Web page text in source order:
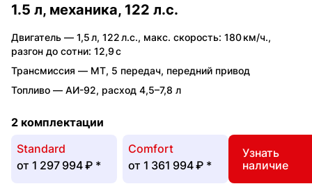
1.5 л, механика, 122 л.с.
Двигатель — 1,5 л, 122 л.с., макс. скорость: 180 км/ч.,
разгон до сотни: 12,9 с
Трансмиссия — MT, 5 передач, передний привод
Топливо — АИ-92, расход 4,5–7,8 л
2 комплектации
Standard
от 1 297 994 ₽ *
Comfort
от 1 361 994 ₽ *
Узнать
наличие